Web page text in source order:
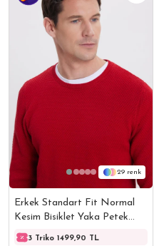
29
Erkek Standart Fit Normal
Kesim Bisiklet Yaka Petek
Desenli Kırmızı Triko Kazak
3 Triko 1499,90 TL